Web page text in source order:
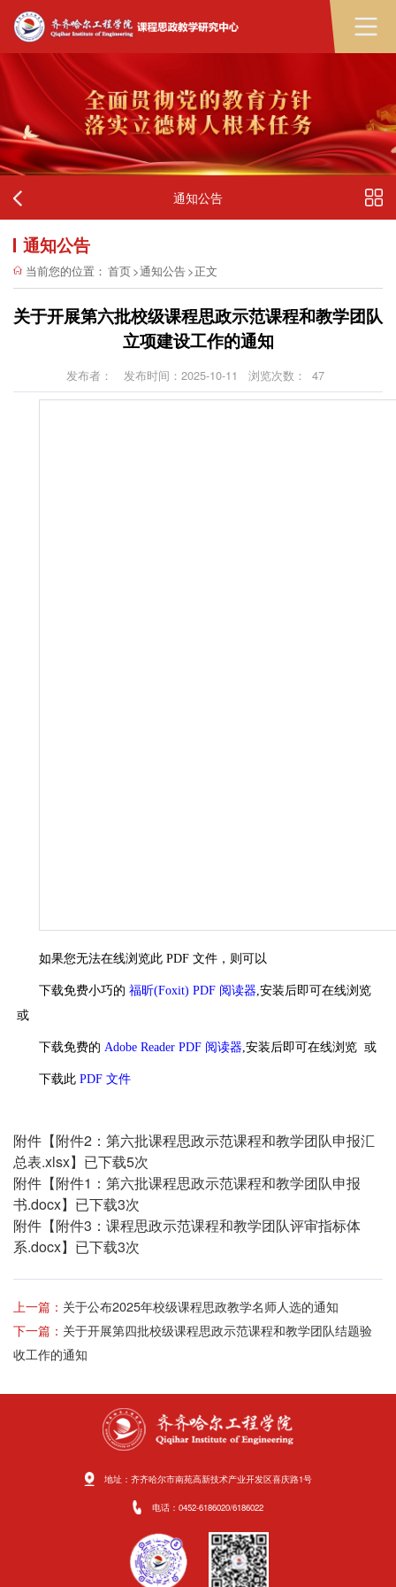
通知公告
通知公告
当前您的位置： 首页>通知公告>正文
关于开展第六批校级课程思政示范课程和教学团队
立项建设工作的通知
发布者： 发布时间：2025-10-11 浏览次数： 47
如果您无法在线浏览此 PDF 文件，则可以
下载免费小巧的 福昕(Foxit) PDF 阅读器 ,安装后即可在线浏览
或
下载免费的 Adobe Reader PDF 阅读器 ,安装后即可在线浏览 或
下载此 PDF 文件
附件【附件2：第六批课程思政示范课程和教学团队申报汇
总表.xlsx】已下载5次
附件【附件1：第六批课程思政示范课程和教学团队申报
书.docx】已下载3次
附件【附件3：课程思政示范课程和教学团队评审指标体
系.docx】已下载3次
上一篇： 关于公布2025年校级课程思政教学名师人选的通知
下一篇： 关于开展第四批校级课程思政示范课程和教学团队结题验
收工作的通知
地址：齐齐哈尔市南苑高新技术产业开发区喜庆路1号
电话：0452-6186020/6186022